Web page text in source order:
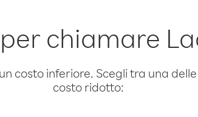
chiamare
costo inferiore. Scegli tra una
costo ridotto: